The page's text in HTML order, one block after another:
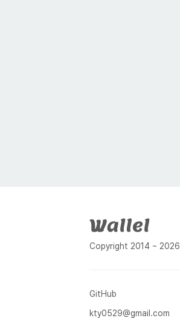
Copyright 2014 ~ 2026
GitHub
kty0529@gmail.com